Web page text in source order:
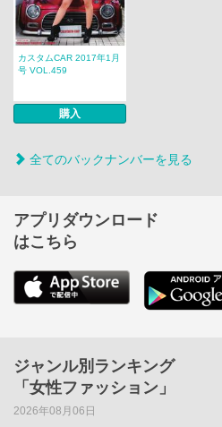
カスタムCAR 2017年1月
号 VOL.459
購入
全てのバックナンバーを見る
アプリダウンロード
はこちら
ジャンル別ランキング
「女性ファッション」
2026年08月06日